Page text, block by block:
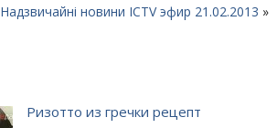
Надзвичайні новини ICTV эфир 21.02.2013 »
Ризотто из гречки рецепт